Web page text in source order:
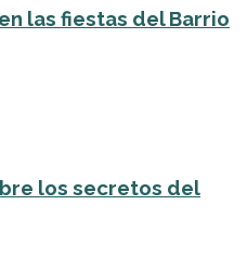
las fiestas del Barrio
los secretos del